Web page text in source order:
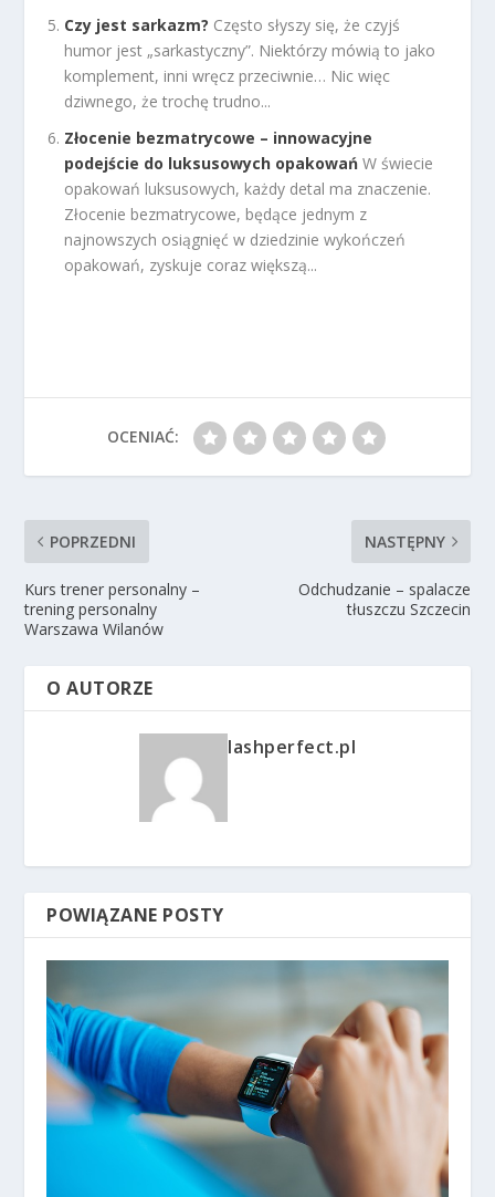
Czy jest sarkazm? Często słyszy się, że czyjś
humor jest „sarkastyczny”. Niektórzy mówią to jako
komplement, inni wręcz przeciwnie… Nic więc
dziwnego, że trochę trudno...
Złocenie bezmatrycowe – innowacyjne
podejście do luksusowych opakowań W świecie
opakowań luksusowych, każdy detal ma znaczenie.
Złocenie bezmatrycowe, będące jednym z
najnowszych osiągnięć w dziedzinie wykończeń
opakowań, zyskuje coraz większą...
OCENIAĆ:
POPRZEDNI
Kurs trener personalny –
trening personalny
Warszawa Wilanów
NASTĘPNY
Odchudzanie – spalacze
tłuszczu Szczecin
O AUTORZE
lashperfect.pl
POWIĄZANE POSTY